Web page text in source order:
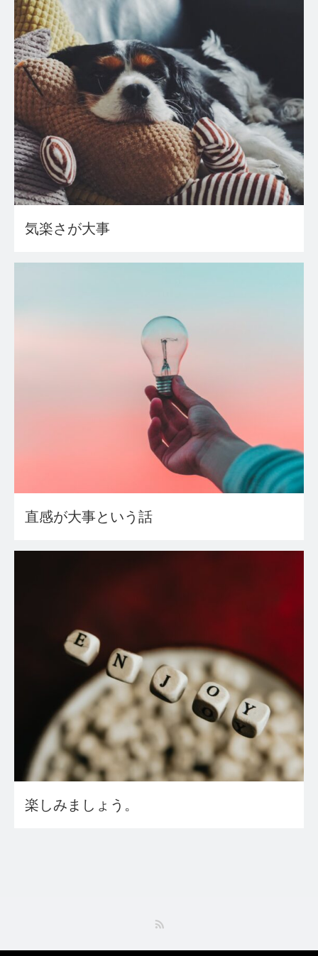
気楽さが大事
直感が大事という話
楽しみましょう。